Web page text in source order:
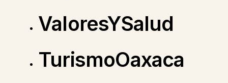
ValoresYSalud
TurismoOaxaca